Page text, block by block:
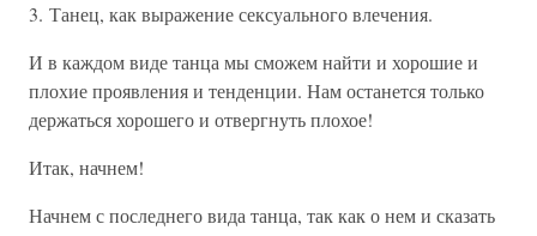
3. Танец, как выражение сексуального влечения.
И в каждом виде танца мы сможем найти и хорошие и
плохие проявления и тенденции. Нам останется только
держаться хорошего и отвергнуть плохое!
Итак, начнем!
Начнем с последнего вида танца, так как о нем и сказать